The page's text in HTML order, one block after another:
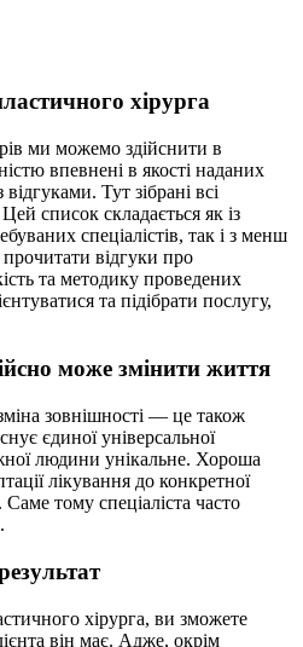
хірурга
ми можемо здійснити в
впевнені в якості наданих
Тут зібрані всі
список складається як із
спеціалістів, так і з менш
відгуки про
та методику проведених
та підібрати послугу,
може змінити життя
зовнішності — це також
єдиної універсальної
людини унікальне. Хороша
лікування до конкретної
Саме тому спеціаліста часто
хірурга, ви зможете
він має. Адже, окрім